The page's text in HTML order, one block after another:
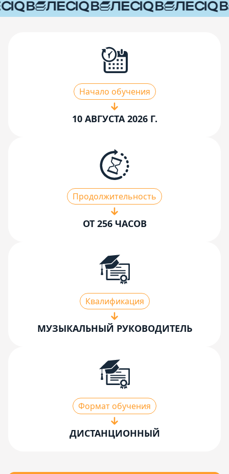
Начало обучения
10 АВГУСТА 2026 Г.
Продолжительность
ОТ 256 ЧАСОВ
Квалификация
МУЗЫКАЛЬНЫЙ РУКОВОДИТЕЛЬ
Формат обучения
ДИСТАНЦИОННЫЙ